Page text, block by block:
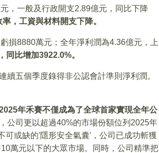
，一般及行政開支2.89億元，同比下降
，工資與材料開支下降。
損8880萬元；全年淨利潤為4.36億元，上
同比增加3922.0%。
五個季度錄得非公認會計準則淨利潤。
年禾賽不僅成為了全球首家實現全年公
公司更以超過40%的市場份額位列2025年
可或缺的'隱形安全氣囊'，公司已成功斬獲
萬元以下的大眾市場。同時，公司精準把